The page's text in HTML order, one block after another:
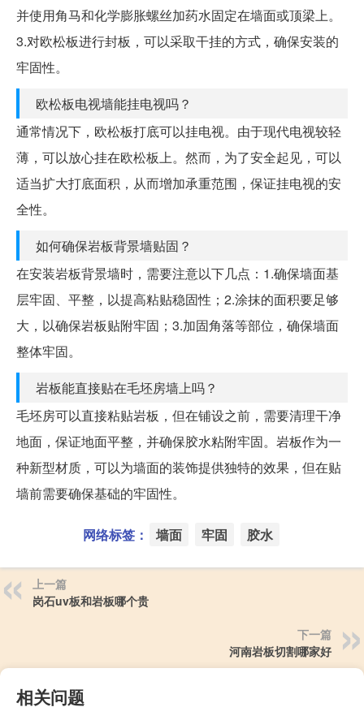
并使用角马和化学膨胀螺丝加药水固定在墙面或顶梁上。
3.对欧松板进行封板，可以采取干挂的方式，确保安装的
牢固性。
欧松板电视墙能挂电视吗？
通常情况下，欧松板打底可以挂电视。由于现代电视较轻
薄，可以放心挂在欧松板上。然而，为了安全起见，可以
适当扩大打底面积，从而增加承重范围，保证挂电视的安
全性。
如何确保岩板背景墙贴固？
在安装岩板背景墙时，需要注意以下几点：1.确保墙面基
层牢固、平整，以提高粘贴稳固性；2.涂抹的面积要足够
大，以确保岩板贴附牢固；3.加固角落等部位，确保墙面
整体牢固。
岩板能直接贴在毛坯房墙上吗？
毛坯房可以直接粘贴岩板，但在铺设之前，需要清理干净
地面，保证地面平整，并确保胶水粘附牢固。岩板作为一
种新型材质，可以为墙面的装饰提供独特的效果，但在贴
墙前需要确保基础的牢固性。
网络标签： 墙面 牢固 胶水
上一篇
岗石uv板和岩板哪个贵
下一篇
河南岩板切割哪家好
相关问题